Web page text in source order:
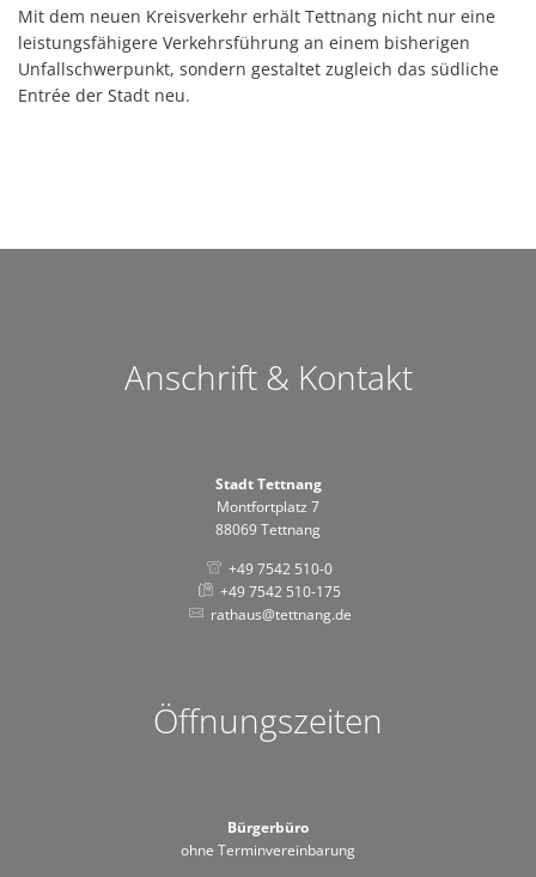
Mit dem neuen Kreisverkehr erhält Tettnang nicht nur eine
leistungsfähigere Verkehrsführung an einem bisherigen
Unfallschwerpunkt, sondern gestaltet zugleich das südliche
Entrée der Stadt neu.
Anschrift & Kontakt
Stadt Tettnang
Montfortplatz 7
88069 Tettnang
+49 7542 510-0
+49 7542 510-175
rathaus@tettnang.de
Öffnungszeiten
Bürgerbüro
ohne Terminvereinbarung